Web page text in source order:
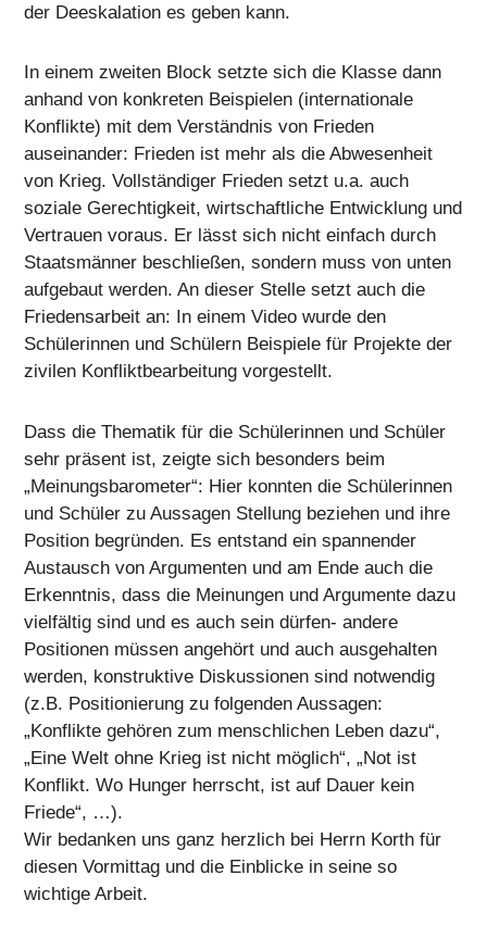
der Deeskalation es geben kann.
In einem zweiten Block setzte sich die Klasse dann
anhand von konkreten Beispielen (internationale
Konflikte) mit dem Verständnis von Frieden
auseinander: Frieden ist mehr als die Abwesenheit
von Krieg. Vollständiger Frieden setzt u.a. auch
soziale Gerechtigkeit, wirtschaftliche Entwicklung und
Vertrauen voraus. Er lässt sich nicht einfach durch
Staatsmänner beschließen, sondern muss von unten
aufgebaut werden. An dieser Stelle setzt auch die
Friedensarbeit an: In einem Video wurde den
Schülerinnen und Schülern Beispiele für Projekte der
zivilen Konfliktbearbeitung vorgestellt.
Dass die Thematik für die Schülerinnen und Schüler
sehr präsent ist, zeigte sich besonders beim
„Meinungsbarometer“: Hier konnten die Schülerinnen
und Schüler zu Aussagen Stellung beziehen und ihre
Position begründen. Es entstand ein spannender
Austausch von Argumenten und am Ende auch die
Erkenntnis, dass die Meinungen und Argumente dazu
vielfältig sind und es auch sein dürfen- andere
Positionen müssen angehört und auch ausgehalten
werden, konstruktive Diskussionen sind notwendig
(z.B. Positionierung zu folgenden Aussagen:
„Konflikte gehören zum menschlichen Leben dazu“,
„Eine Welt ohne Krieg ist nicht möglich“, „Not ist
Konflikt. Wo Hunger herrscht, ist auf Dauer kein
Friede“, …).
Wir bedanken uns ganz herzlich bei Herrn Korth für
diesen Vormittag und die Einblicke in seine so
wichtige Arbeit.